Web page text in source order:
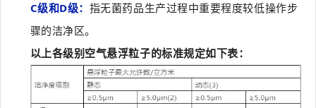
C级和D级： 指无菌药品生产过程中重要程度较低操作步
骤的洁净区。
以上各级别空气悬浮粒子的标准规定如下表：